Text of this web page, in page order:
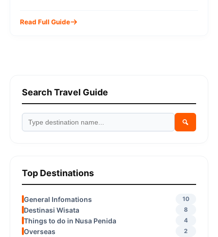
melestarikan warisan budaya Desa Adat Dalem Setra
Read Full Guide
Search Travel Guide
Top Destinations
General Infomations 10
Destinasi Wisata 8
Things to do in Nusa Penida 4
Overseas 2